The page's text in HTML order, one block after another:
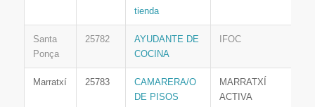
tienda
Santa
Ponça
25782
AYUDANTE DE
COCINA
IFOC
Marratxí 25783
CAMARERA/O
DE PISOS
MARRATXÍ
ACTIVA